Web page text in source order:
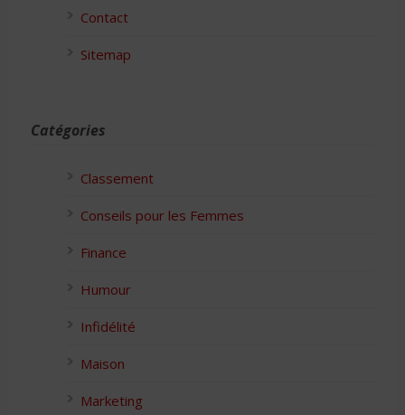
Contact
Sitemap
Catégories
Classement
Conseils pour les Femmes
Finance
Humour
Infidélité
Maison
Marketing